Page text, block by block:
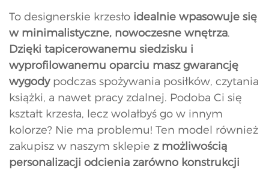
To designerskie krzesło idealnie wpasowuje się
w minimalistyczne, nowoczesne wnętrza.
Dzięki tapicerowanemu siedzisku i
wyprofilowanemu oparciu masz gwarancję
wygodypodczas spożywania posiłków, czytania
książki, a nawet pracy zdalnej. Podoba Ci się
kształt krzesła, lecz wolałbyś go w innym
kolorze? Nie ma problemu! Ten model również
zakupisz w naszym sklepie z możliwością
personalizacji odcienia zarówno konstrukcji